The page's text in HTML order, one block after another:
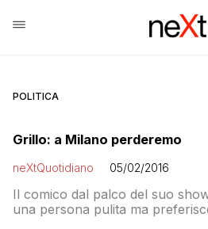
POLITICA
Grillo: a Milano perderemo
neXtQuotidiano 05/02/2016
Il comico dal palco del suo
una persona pulita ma